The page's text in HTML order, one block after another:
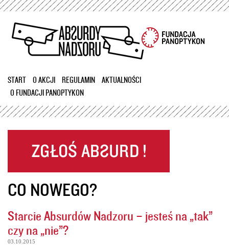
Przejdź
treści
START O AKCJI REGULAMIN
AKTUALNOŚCI
O FUNDACJI PANOPTYKON
CO NOWEGO?
Starcie Absurdów Nadzoru – jesteś na „tak”
czy na „nie”?
03.10.2015